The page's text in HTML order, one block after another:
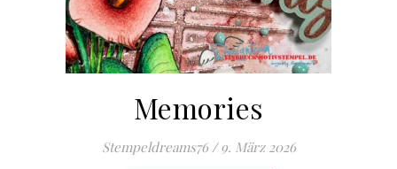
Memories
Stempeldreams76 / 9. März 2026